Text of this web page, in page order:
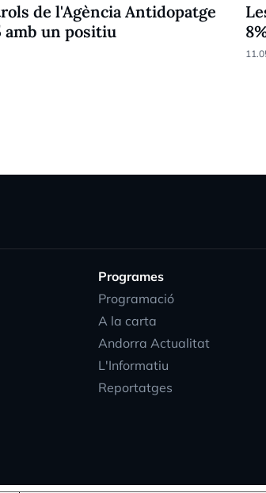
de l'Agència Antidopatge
amb un positiu
Programes
Programació
A la carta
Andorra Actualitat
L'Informatiu
Reportatges